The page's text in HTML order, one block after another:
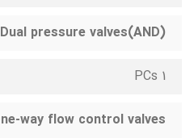
Dual pressure valves(AND)
1 PCs
way flow control valves